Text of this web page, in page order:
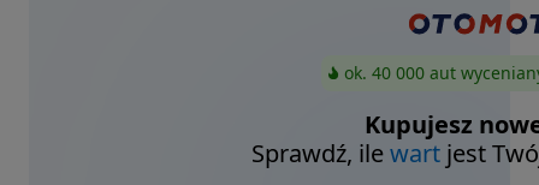
ok. 40 000 aut
Kupujesz
Sprawdź, ilewart jest